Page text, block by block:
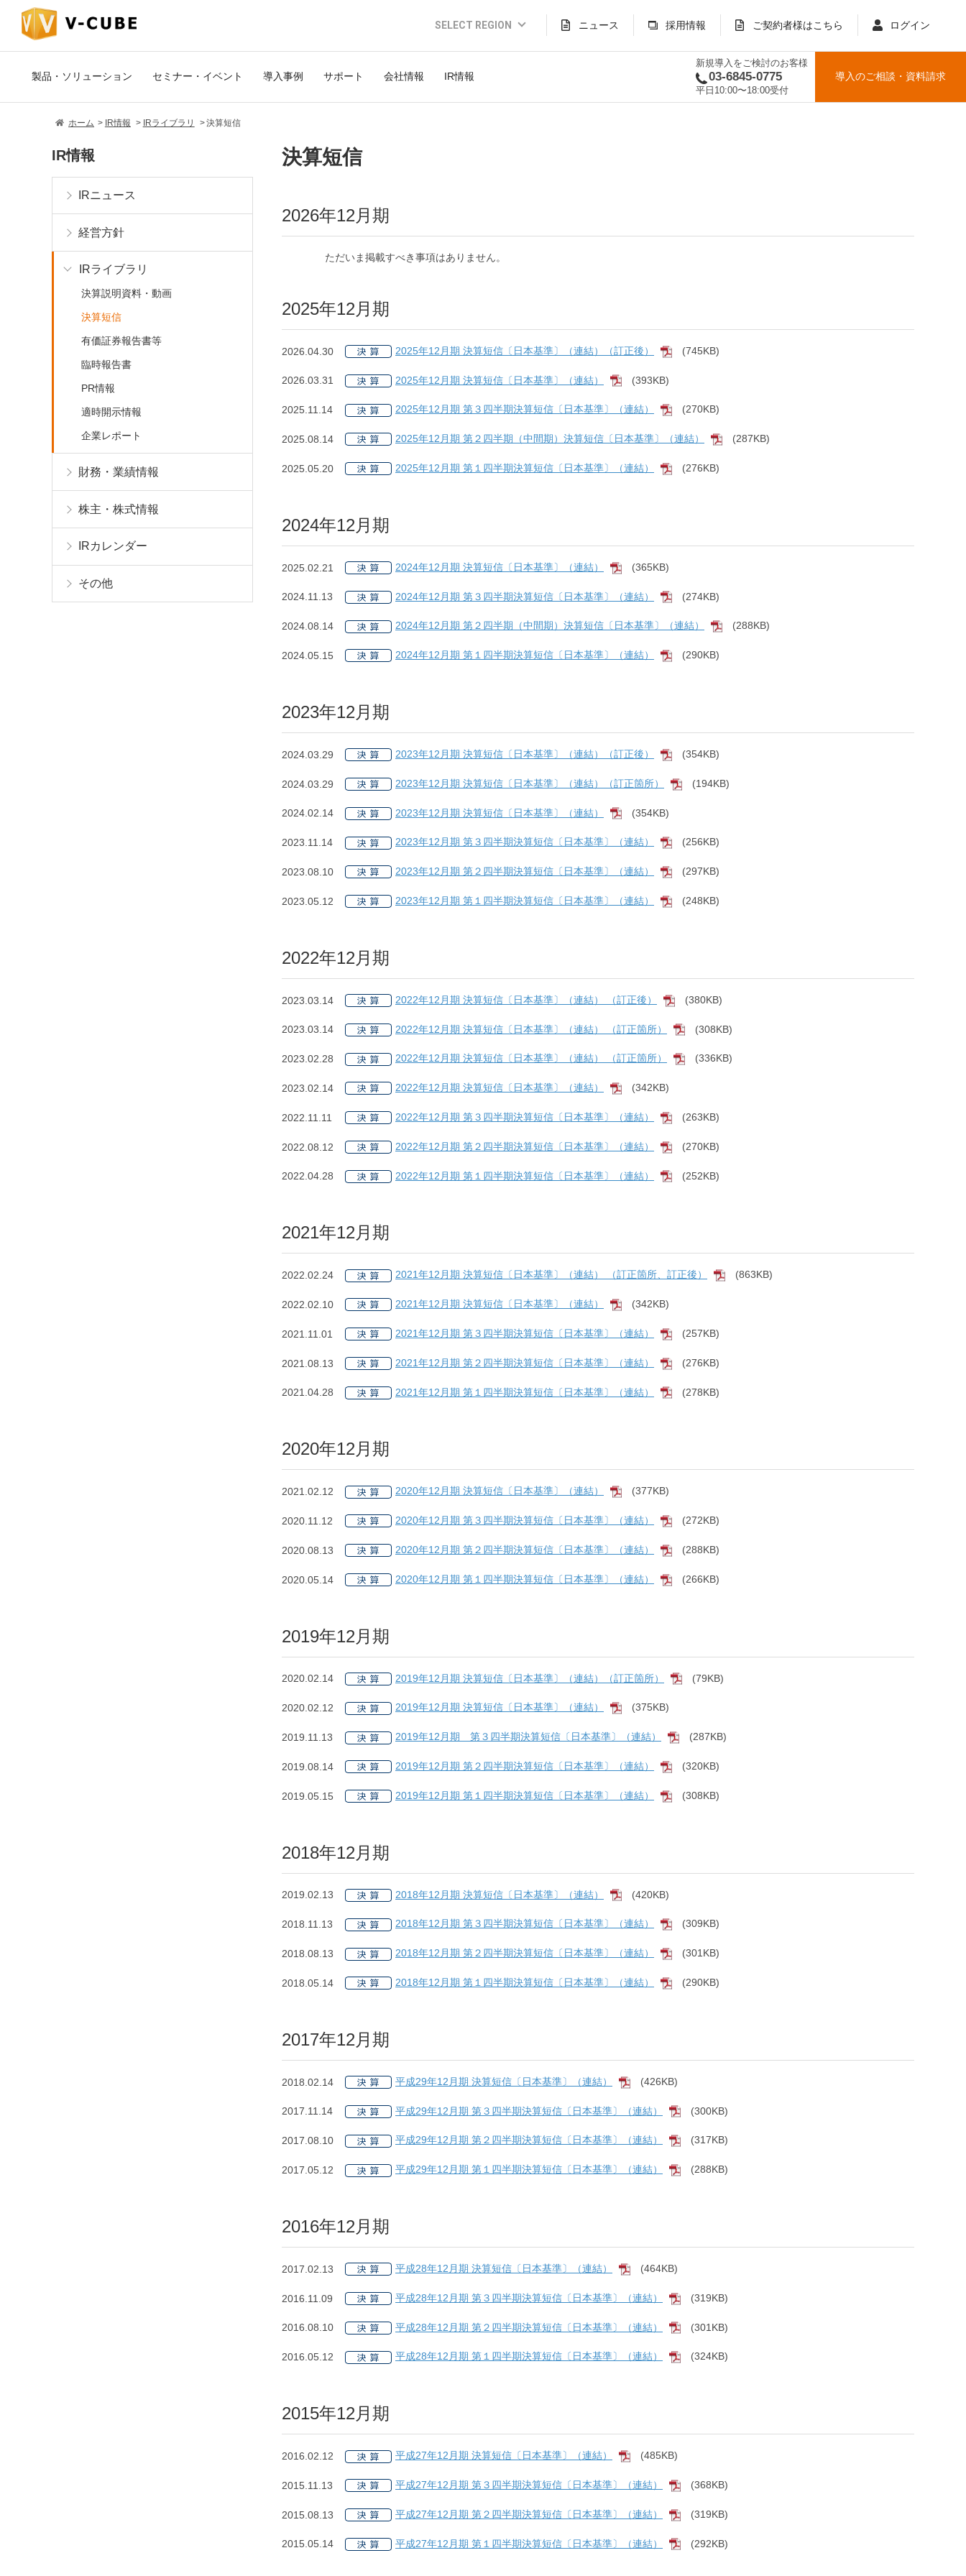
SELECT REGION
Global Website (English)
JAPAN (日本語)
ニュース 採用情報 ご契約者様はこちら ログイン
製品・ソリューション セミナー・イベント 導入事例 サポート 会社情報 IR情報
新規導入をご検討のお客様
03-6845-0775
平日10:00〜18:00受付
導入のご相談 ・ 資料請求
ホーム IR情報 IRライブラリ 決算短信
決算短信
2026年12月期
ただいま掲載すべき事項はありません。
2025年12月期
2026.04.30 2025年12月期 決算短信〔日本基準〕（連結）（訂正後） [PDF]
(745KB)
2026.03.31 2025年12月期 決算短信〔日本基準〕（連結） [PDF]
(393KB)
2025.11.14 2025年12月期 第３四半期決算短信〔日本基準〕（連結） [PDF]
(270KB)
2025.08.14 2025年12月期 第２四半期（中間期）決算短信〔日本基準〕（連結） [PDF]
(287KB)
2025.05.20 2025年12月期 第１四半期決算短信〔日本基準〕（連結） [PDF]
(276KB)
2024年12月期
2025.02.21 2024年12月期 決算短信〔日本基準〕（連結） [PDF]
(365KB)
2024.11.13 2024年12月期 第３四半期決算短信〔日本基準〕（連結） [PDF]
(274KB)
2024.08.14 2024年12月期 第２四半期（中間期）決算短信〔日本基準〕（連結） [PDF]
(288KB)
2024.05.15 2024年12月期 第１四半期決算短信〔日本基準〕（連結） [PDF]
(290KB)
2023年12月期
2024.03.29 2023年12月期 決算短信〔日本基準〕（連結）（訂正後） [PDF]
(354KB)
2024.03.29 2023年12月期 決算短信〔日本基準〕（連結）（訂正箇所） [PDF]
(194KB)
2024.02.14 2023年12月期 決算短信〔日本基準〕（連結） [PDF]
(354KB)
2023.11.14 2023年12月期 第３四半期決算短信〔日本基準〕（連結） [PDF]
(256KB)
2023.08.10 2023年12月期 第２四半期決算短信〔日本基準〕（連結） [PDF]
(297KB)
2023.05.12 2023年12月期 第１四半期決算短信〔日本基準〕（連結） [PDF]
(248KB)
2022年12月期
2023.03.14 2022年12月期 決算短信〔日本基準〕（連結） （訂正後） [PDF]
(380KB)
2023.03.14 2022年12月期 決算短信〔日本基準〕（連結） （訂正箇所） [PDF]
(308KB)
2023.02.28 2022年12月期 決算短信〔日本基準〕（連結） （訂正箇所） [PDF]
(336KB)
2023.02.14 2022年12月期 決算短信〔日本基準〕（連結） [PDF]
(342KB)
2022.11.11 2022年12月期 第３四半期決算短信〔日本基準〕（連結） [PDF]
(263KB)
2022.08.12 2022年12月期 第２四半期決算短信〔日本基準〕（連結） [PDF]
(270KB)
2022.04.28 2022年12月期 第１四半期決算短信〔日本基準〕（連結） [PDF]
(252KB)
2021年12月期
2022.02.24 2021年12月期 決算短信〔日本基準〕（連結） （訂正箇所、訂正後） [PDF]
(863KB)
2022.02.10 2021年12月期 決算短信〔日本基準〕（連結） [PDF]
(342KB)
2021.11.01 2021年12月期 第３四半期決算短信〔日本基準〕（連結） [PDF]
(257KB)
2021.08.13 2021年12月期 第２四半期決算短信〔日本基準〕（連結） [PDF]
(276KB)
2021.04.28 2021年12月期 第１四半期決算短信〔日本基準〕（連結） [PDF]
(278KB)
2020年12月期
2021.02.12 2020年12月期 決算短信〔日本基準〕（連結） [PDF]
(377KB)
2020.11.12 2020年12月期 第３四半期決算短信〔日本基準〕（連結） [PDF]
(272KB)
2020.08.13 2020年12月期 第２四半期決算短信〔日本基準〕（連結） [PDF]
(288KB)
2020.05.14 2020年12月期 第１四半期決算短信〔日本基準〕（連結） [PDF]
(266KB)
2019年12月期
2020.02.14 2019年12月期 決算短信〔日本基準〕（連結）（訂正箇所） [PDF]
(79KB)
2020.02.12 2019年12月期 決算短信〔日本基準〕（連結） [PDF]
(375KB)
2019.11.13 2019年12月期 第３四半期決算短信〔日本基準〕（連結） [PDF]
(287KB)
2019.08.14 2019年12月期 第２四半期決算短信〔日本基準〕（連結） [PDF]
(320KB)
2019.05.15 2019年12月期 第１四半期決算短信〔日本基準〕（連結） [PDF]
(308KB)
2018年12月期
2019.02.13 2018年12月期 決算短信〔日本基準〕（連結） [PDF]
(420KB)
2018.11.13 2018年12月期 第３四半期決算短信〔日本基準〕（連結） [PDF]
(309KB)
2018.08.13 2018年12月期 第２四半期決算短信〔日本基準〕（連結） [PDF]
(301KB)
2018.05.14 2018年12月期 第１四半期決算短信〔日本基準〕（連結） [PDF]
(290KB)
2017年12月期
2018.02.14 平成29年12月期 決算短信〔日本基準〕（連結） [PDF]
(426KB)
2017.11.14 平成29年12月期 第３四半期決算短信〔日本基準〕（連結） [PDF]
(300KB)
2017.08.10 平成29年12月期 第２四半期決算短信〔日本基準〕（連結） [PDF]
(317KB)
2017.05.12 平成29年12月期 第１四半期決算短信〔日本基準〕（連結） [PDF]
(288KB)
2016年12月期
2017.02.13 平成28年12月期 決算短信〔日本基準〕（連結） [PDF]
(464KB)
2016.11.09 平成28年12月期 第３四半期決算短信〔日本基準〕（連結） [PDF]
(319KB)
2016.08.10 平成28年12月期 第２四半期決算短信〔日本基準〕（連結） [PDF]
(301KB)
2016.05.12 平成28年12月期 第１四半期決算短信〔日本基準〕（連結） [PDF]
(324KB)
2015年12月期
2016.02.12 平成27年12月期 決算短信〔日本基準〕（連結） [PDF]
(485KB)
2015.11.13 平成27年12月期 第３四半期決算短信〔日本基準〕（連結） [PDF]
(368KB)
2015.08.13 平成27年12月期 第２四半期決算短信〔日本基準〕（連結） [PDF]
(319KB)
2015.05.14 平成27年12月期 第１四半期決算短信〔日本基準〕（連結） [PDF]
(292KB)
IR情報
IRニュース
経営方針
IRライブラリ
決算説明資料・動画
決算短信
有価証券報告書等
臨時報告書
PR情報
適時開示情報
企業レポート
財務・業績情報
株主・株式情報
IRカレンダー
その他